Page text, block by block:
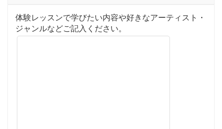
体験レッスンで学びたい内容や好きなアーティスト・
ジャンルなどご記入ください。